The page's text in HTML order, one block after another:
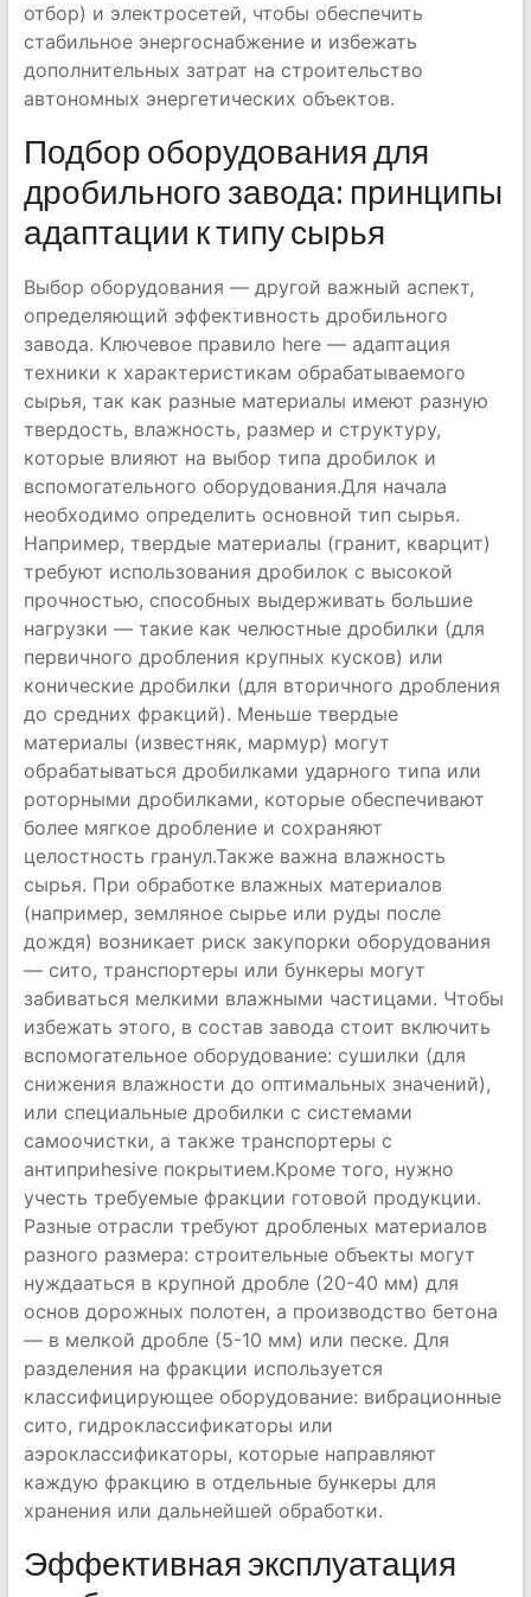
отбор) и электросетей, чтобы обеспечить
стабильное энергоснабжение и избежать
дополнительных затрат на строительство
автономных энергетических объектов.
Подбор оборудования для
дробильного завода: принципы
адаптации к типу сырья
Выбор оборудования — другой важный аспект,
определяющий эффективность дробильного
завода. Ключевое правило here — адаптация
техники к характеристикам обрабатываемого
сырья, так как разные материалы имеют разную
твердость, влажность, размер и структуру,
которые влияют на выбор типа дробилок и
вспомогательного оборудования.Для начала
необходимо определить основной тип сырья.
Например, твердые материалы (гранит, кварцит)
требуют использования дробилок с высокой
прочностью, способных выдерживать большие
нагрузки — такие как челюстные дробилки (для
первичного дробления крупных кусков) или
конические дробилки (для вторичного дробления
до средних фракций). Меньше твердые
материалы (известняк, мармур) могут
обрабатываться дробилками ударного типа или
роторными дробилками, которые обеспечивают
более мягкое дробление и сохраняют
целостность гранул.Также важна влажность
сырья. При обработке влажных материалов
(например, земляное сырье или руды после
дождя) возникает риск закупорки оборудования
— сито, транспортеры или бункеры могут
забиваться мелкими влажными частицами. Чтобы
избежать этого, в состав завода стоит включить
вспомогательное оборудование: сушилки (для
снижения влажности до оптимальных значений),
или специальные дробилки с системами
самоочистки, а также транспортеры с
антиприhesive покрытием.Кроме того, нужно
учесть требуемые фракции готовой продукции.
Разные отрасли требуют дробленых материалов
разного размера: строительные объекты могут
нуждааться в крупной дробле (20-40 мм) для
основ дорожных полотен, а производство бетона
— в мелкой дробле (5-10 мм) или песке. Для
разделения на фракции используется
классифицирующее оборудование: вибрационные
сито, гидроклассификаторы или
аэроклассификаторы, которые направляют
каждую фракцию в отдельные бункеры для
хранения или дальнейшей обработки.
Эффективная эксплуатация